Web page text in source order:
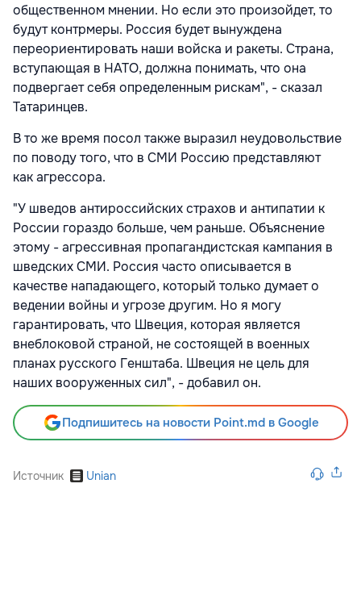
общественном мнении. Но если это произойдет, то
будут контрмеры. Россия будет вынуждена
переориентировать наши войска и ракеты. Страна,
вступающая в НАТО, должна понимать, что она
подвергает себя определенным рискам", - сказал
Татаринцев.
В то же время посол также выразил неудовольствие
по поводу того, что в СМИ Россию представляют
как агрессора.
"У шведов антироссийских страхов и антипатии к
России гораздо больше, чем раньше. Объяснение
этому - агрессивная пропагандистская кампания в
шведских СМИ. Россия часто описывается в
качестве нападающего, который только думает о
ведении войны и угрозе другим. Но я могу
гарантировать, что Швеция, которая является
внеблоковой страной, не состоящей в военных
планах русского Генштаба. Швеция не цель для
наших вооруженных сил", - добавил он.
Подпишитесь на новости Point.md в Google
Источник Unian